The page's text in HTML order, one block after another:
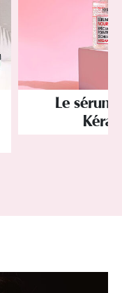
Le sérum